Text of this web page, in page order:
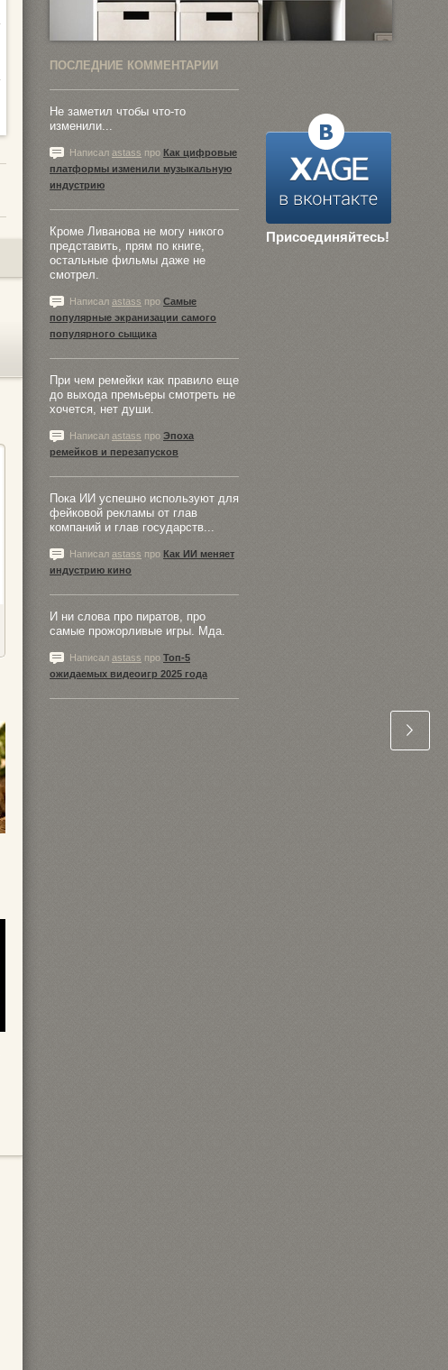
ПОСЛЕДНИЕ КОММЕНТАРИИ
Присоединяйтесь!
Не заметил чтобы что-то
изменили...
Написал astass про Как цифровые
платформы изменили музыкальную
индустрию
Кроме Ливанова не могу никого
представить, прям по книге,
остальные фильмы даже не
смотрел.
Написал astass про Самые
популярные экранизации самого
популярного сыщика
При чем ремейки как правило еще
до выхода премьеры смотреть не
хочется, нет души.
Написал astass про Эпоха
ремейков и перезапусков
Пока ИИ успешно используют для
фейковой рекламы от глав
компаний и глав государств...
Написал astass про Как ИИ меняет
индустрию кино
И ни слова про пиратов, про
самые прожорливые игры. Мда.
Написал astass про Топ-5
ожидаемых видеоигр 2025 года